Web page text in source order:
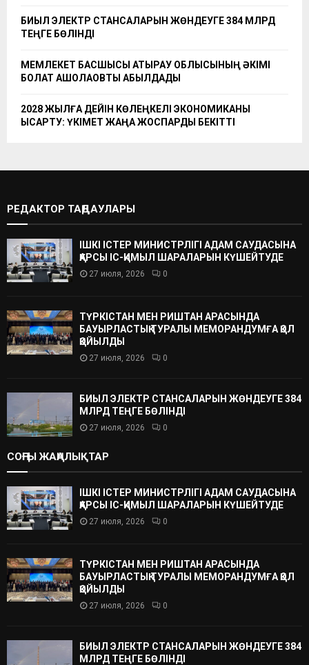
БИЫЛ ЭЛЕКТР СТАНСАЛАРЫН ЖӨНДЕУГЕ 384 МЛРД
ТЕҢГЕ БӨЛІНДІ
МЕМЛЕКЕТ БАСШЫСЫ АТЫРАУ ОБЛЫСЫНЫҢ ӘКІМІ
БОЛАТ АҚШОЛАҚОВТЫ ҚАБЫЛДАДЫ
2028 ЖЫЛҒА ДЕЙІН КӨЛЕҢКЕЛІ ЭКОНОМИКАНЫ
ҚЫСҚАРТУ: ҮКІМЕТ ЖАҢА ЖОСПАРДЫ БЕКІТТІ
РЕДАКТОР ТАҢДАУЛАРЫ
ІШКІ ІСТЕР МИНИСТРЛІГІ АДАМ САУДАСЫНА
ҚАРСЫ ІС-ҚИМЫЛ ШАРАЛАРЫН КҮШЕЙТУДЕ
27 июля, 2026 0
ТҮРКІСТАН МЕН РИШТАН АРАСЫНДА
БАУЫРЛАСТЫҚ ТУРАЛЫ МЕМОРАНДУМҒА ҚОЛ
ҚОЙЫЛДЫ
27 июля, 2026 0
БИЫЛ ЭЛЕКТР СТАНСАЛАРЫН ЖӨНДЕУГЕ 384
МЛРД ТЕҢГЕ БӨЛІНДІ
27 июля, 2026 0
СОҢҒЫ ЖАҢАЛЫҚТАР
ІШКІ ІСТЕР МИНИСТРЛІГІ АДАМ САУДАСЫНА
ҚАРСЫ ІС-ҚИМЫЛ ШАРАЛАРЫН КҮШЕЙТУДЕ
27 июля, 2026 0
ТҮРКІСТАН МЕН РИШТАН АРАСЫНДА
БАУЫРЛАСТЫҚ ТУРАЛЫ МЕМОРАНДУМҒА ҚОЛ
ҚОЙЫЛДЫ
27 июля, 2026 0
БИЫЛ ЭЛЕКТР СТАНСАЛАРЫН ЖӨНДЕУГЕ 384
МЛРД ТЕҢГЕ БӨЛІНДІ